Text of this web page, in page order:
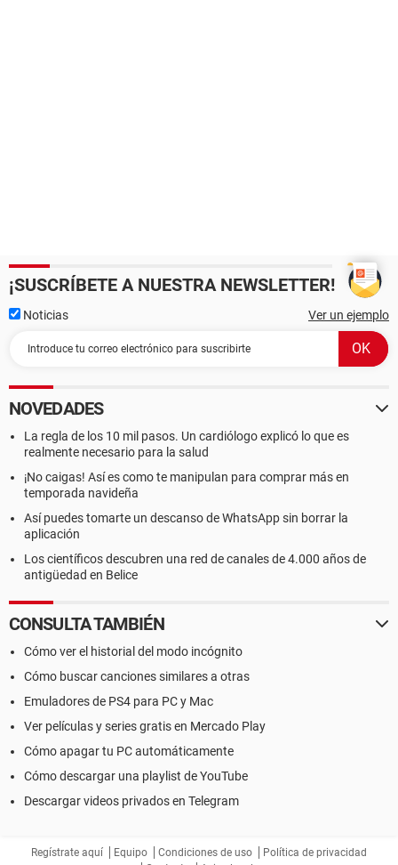
¡SUSCRÍBETE A NUESTRA NEWSLETTER!
Noticias Ver un ejemplo
NOVEDADES
La regla de los 10 mil pasos. Un cardiólogo explicó lo que es
realmente necesario para la salud
¡No caigas! Así es como te manipulan para comprar más en
temporada navideña
Así puedes tomarte un descanso de WhatsApp sin borrar la
aplicación
Los científicos descubren una red de canales de 4.000 años de
antigüedad en Belice
CONSULTA TAMBIÉN
Cómo ver el historial del modo incógnito
Cómo buscar canciones similares a otras
Emuladores de PS4 para PC y Mac
Ver películas y series gratis en Mercado Play
Cómo apagar tu PC automáticamente
Cómo descargar una playlist de YouTube
Descargar videos privados en Telegram
Regístrate aquí Equipo Condiciones de uso
Política de privacidad